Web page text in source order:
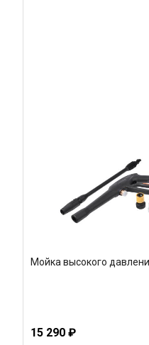
Мойка высокого
15 290 ₽